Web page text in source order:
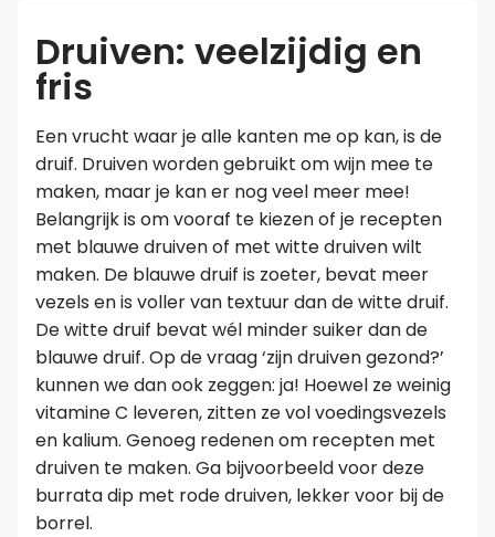
Druiven: veelzijdig en
fris
Een vrucht waar je alle kanten me op kan, is de
druif. Druiven worden gebruikt om wijn mee te
maken, maar je kan er nog veel meer mee!
Belangrijk is om vooraf te kiezen of je recepten
met blauwe druiven of met witte druiven wilt
maken. De blauwe druif is zoeter, bevat meer
vezels en is voller van textuur dan de witte druif.
De witte druif bevat wél minder suiker dan de
blauwe druif. Op de vraag ‘zijn druiven gezond?’
kunnen we dan ook zeggen: ja! Hoewel ze weinig
vitamine C leveren, zitten ze vol voedingsvezels
en kalium. Genoeg redenen om recepten met
druiven te maken. Ga bijvoorbeeld voor deze
burrata dip met rode druiven, lekker voor bij de
borrel.